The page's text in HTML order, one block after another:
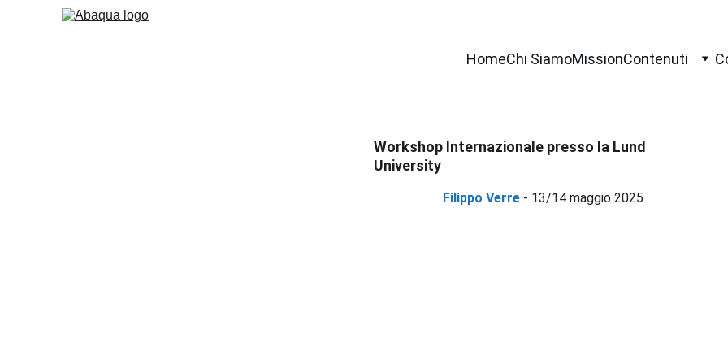
HomeChi SiamoMissionContenuti
Workshop Internazionale presso la Lund
University
Filippo Verre - 13/14 maggio 2025